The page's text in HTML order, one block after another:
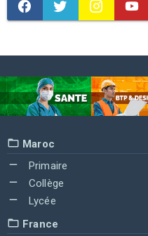
Maroc
Primaire
Collège
Lycée
France